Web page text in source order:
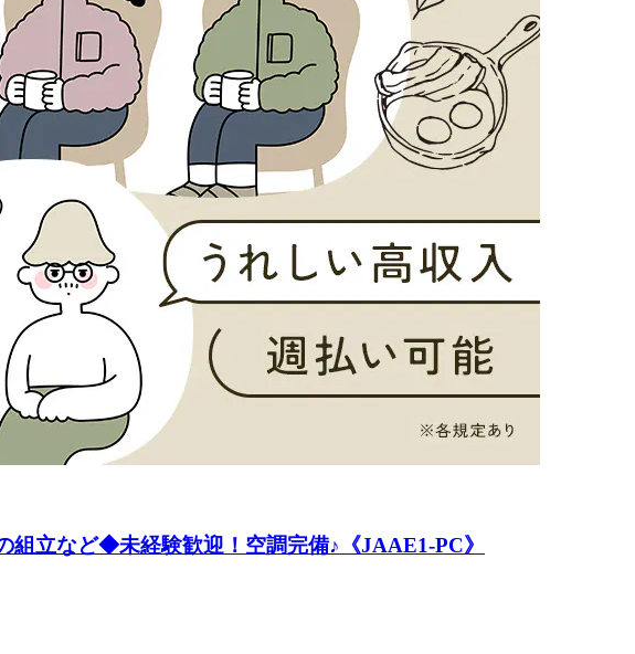
立など◆未経験歓迎！空調完備♪《JAAE1-PC》